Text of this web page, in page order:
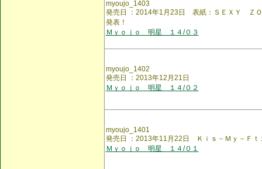
myoujo_1403
発売日 ：2014年1月23日 表紙：ＳＥＸＹ Ｚ
発表！
Ｍｙｏｊｏ 明星 １４/０３
myoujo_1402
発売日 ：2013年12月21日
Ｍｙｏｊｏ 明星 １４/０２
myoujo_1401
発売日 ：2013年11月22日 Ｋｉｓ－Ｍｙ－Ｆｔ
Ｍｙｏｊｏ 明星 １４/０１